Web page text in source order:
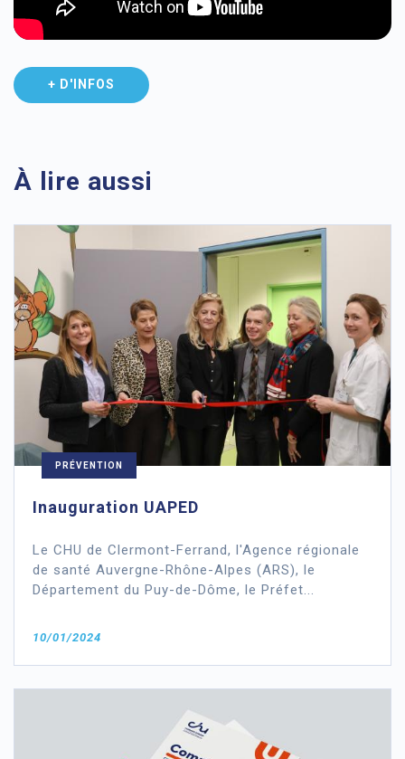
+ D'INFOS
À lire aussi
PRÉVENTION
Inauguration UAPED
Le CHU de Clermont-Ferrand, l'Agence régionale
de santé Auvergne-Rhône-Alpes (ARS), le
Département du Puy-de-Dôme, le Préfet...
10/01/2024